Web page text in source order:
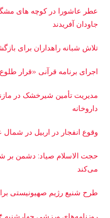
عطر عاشورا در کوچه های
جاودان آفریدند
تلاش شبانه راهداران برای
اجرای برنامه قرآنی «قرار
داروخانه
وقوع انفجار در اربیل در شمال
حجت الاسلام صیاد: دشمن بر
می‌کند
طرح شنیع رژیم صهیونیستی